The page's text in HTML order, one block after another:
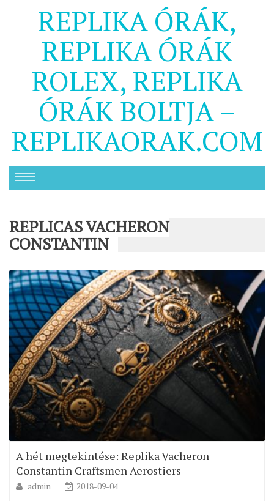
REPLIKA ÓRÁK,
REPLIKA ÓRÁK
ROLEX, REPLIKA
ÓRÁK BOLTJA –
REPLIKAORAK.COM
REPLICAS VACHERON
CONSTANTIN
A hét megtekintése: Replika Vacheron
Constantin Craftsmen Aerostiers
admin
2018-09-04